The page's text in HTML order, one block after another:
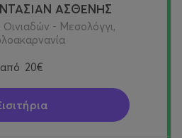
ΑΣΘΕΝΗΣ
Οινιαδών - Μεσολόγγι,
από 20€